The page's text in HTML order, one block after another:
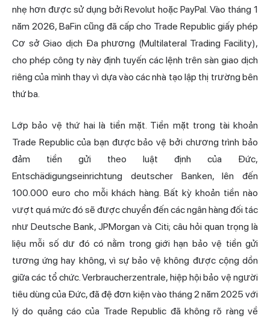
nhẹ hơn được sử dụng bởi Revolut hoặc PayPal. Vào tháng 1
năm 2026, BaFin cũng đã cấp cho Trade Republic giấy phép
Cơ sở Giao dịch Đa phương (Multilateral Trading Facility),
cho phép công ty này định tuyến các lệnh trên sàn giao dịch
riêng của mình thay vì dựa vào các nhà tạo lập thị trường bên
thứ ba.
Lớp bảo vệ thứ hai là tiền mặt. Tiền mặt trong tài khoản
Trade Republic của bạn được bảo vệ bởi chương trình bảo
đảm tiền gửi theo luật định của Đức,
Entschädigungseinrichtung deutscher Banken, lên đến
100.000 euro cho mỗi khách hàng. Bất kỳ khoản tiền nào
vượt quá mức đó sẽ được chuyển đến các ngân hàng đối tác
như Deutsche Bank, JPMorgan và Citi; câu hỏi quan trọng là
liệu mỗi số dư đó có nằm trong giới hạn bảo vệ tiền gửi
tương ứng hay không, vì sự bảo vệ không được cộng dồn
giữa các tổ chức. Verbraucherzentrale, hiệp hội bảo vệ người
tiêu dùng của Đức, đã đệ đơn kiện vào tháng 2 năm 2025 với
lý do quảng cáo của Trade Republic đã không rõ ràng về